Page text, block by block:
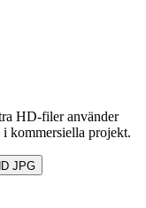
HD-filer använder
kommersiella projekt.
JPG